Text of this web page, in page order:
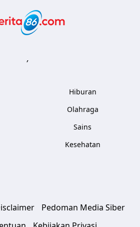
,
Hiburan
Olahraga
Sains
Kesehatan
Pedoman Media Siber